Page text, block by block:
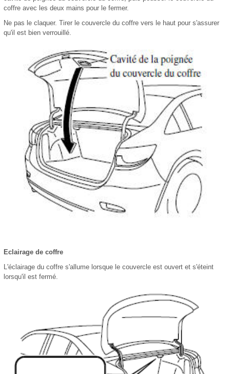
coffre avec les deux mains pour le fermer.
Ne pas le claquer. Tirer le couvercle du coffre vers le haut pour s'assurer
qu'il est bien verrouillé.
Eclairage de coffre
L'éclairage du coffre s'allume lorsque le couvercle est ouvert et s'éteint
lorsqu'il est fermé.